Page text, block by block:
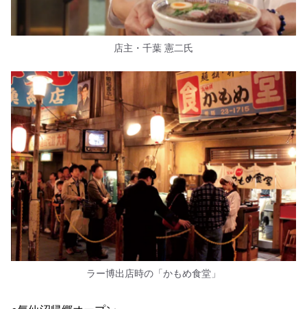
店主・千葉 憲二氏
ラー博出店時の「かもめ食堂」